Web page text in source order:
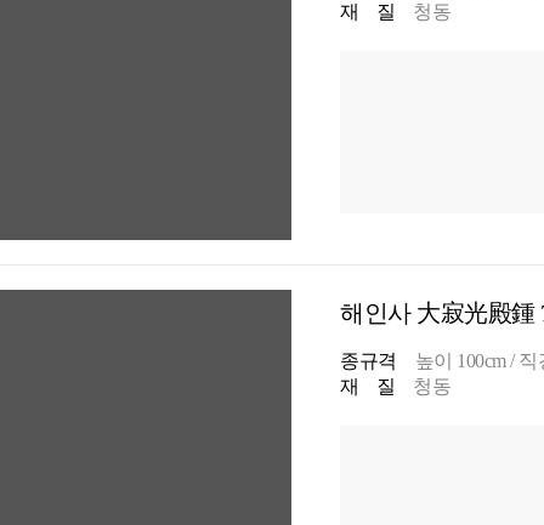
재 질
청동
해인사 大寂光殿鍾
종규격
높이 100cm / 직
재 질
청동